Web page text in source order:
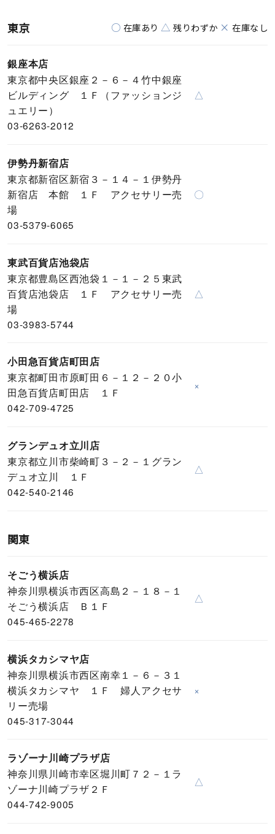
○ 在庫あり △ 残りわずか × 在庫なし
東京
銀座本店
東京都中央区銀座２－６－４竹中銀座
ビルディング １Ｆ（ファッションジ
ュエリー）
03-6263-2012
△
伊勢丹新宿店
東京都新宿区新宿３－１４－１伊勢丹
新宿店 本館 １Ｆ アクセサリー売
場
03-5379-6065
〇
東武百貨店池袋店
東京都豊島区西池袋１－１－２５東武
百貨店池袋店 １Ｆ アクセサリー売
場
03-3983-5744
△
小田急百貨店町田店
東京都町田市原町田６－１２－２０小
田急百貨店町田店 １Ｆ
042-709-4725
×
グランデュオ立川店
東京都立川市柴崎町３－２－１グラン
デュオ立川 １Ｆ
042-540-2146
△
関東
そごう横浜店
神奈川県横浜市西区高島２－１８－１
そごう横浜店 Ｂ１Ｆ
045-465-2278
△
横浜タカシマヤ店
神奈川県横浜市西区南幸１－６－３１
横浜タカシマヤ １Ｆ 婦人アクセサ
リー売場
045-317-3044
×
ラゾーナ川崎プラザ店
神奈川県川崎市幸区堀川町７２－１ラ
ゾーナ川崎プラザ２Ｆ
044-742-9005
△